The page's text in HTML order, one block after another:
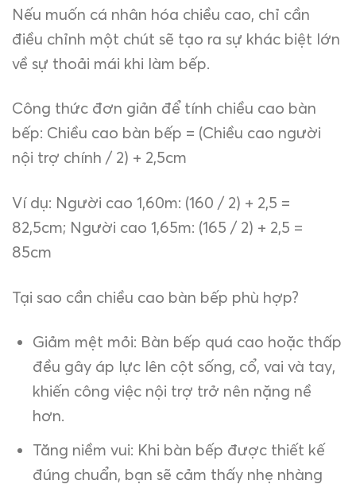
Nếu muốn cá nhân hóa chiều cao, chỉ cần
điều chỉnh một chút sẽ tạo ra sự khác biệt lớn
về sự thoải mái khi làm bếp.
Công thức đơn giản để tính chiều cao bàn
bếp: Chiều cao bàn bếp = (Chiều cao người
nội trợ chính / 2) + 2,5cm
Ví dụ: Người cao 1,60m: (160 / 2) + 2,5 =
82,5cm; Người cao 1,65m: (165 / 2) + 2,5 =
85cm
Tại sao cần chiều cao bàn bếp phù hợp?
Giảm mệt mỏi: Bàn bếp quá cao hoặc thấp
đều gây áp lực lên cột sống, cổ, vai và tay,
khiến công việc nội trợ trở nên nặng nề
hơn.
Tăng niềm vui: Khi bàn bếp được thiết kế
đúng chuẩn, bạn sẽ cảm thấy nhẹ nhàng